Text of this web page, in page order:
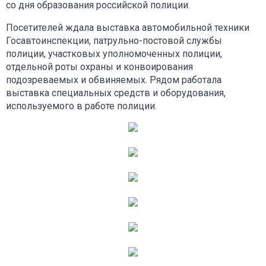
со дня образования российской полиции.
Посетителей ждала выставка автомобильной техники
Госавтоинспекции, патрульно-постовой службы
полиции, участковых уполномоченных полиции,
отдельной роты охраны и конвоирования
подозреваемых и обвиняемых. Рядом работала
выставка специальных средств и оборудования,
используемого в работе полиции.